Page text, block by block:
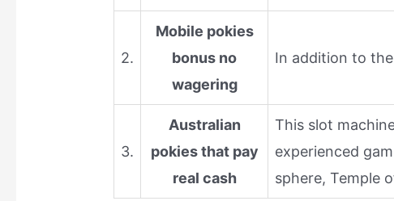
2.
Mobile pokies
bonus no
wagering
In addition to
3.
Australian
pokies that pay
real cash
This slot
experienced
sphere, Temple